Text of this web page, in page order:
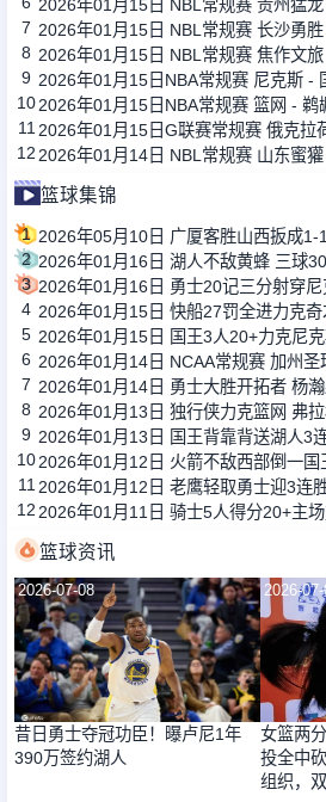
2026年01月15日 NBL常规赛 贵州猛
7 2026年01月15日 NBL常规赛 长沙勇
8 2026年01月15日 NBL常规赛 焦作文
9 2026年01月15日NBA常规赛 尼克斯 -
102026年01月15日NBA常规赛 篮网 - 鹈
11
12 2026年01月14日 NBL常规赛 山东蜜
篮球集锦
1
2
3
4
5
6
7
8
9
10
11
12
篮球资讯
2026-07-08
昔日勇士夺冠功臣！曝卢尼1年
390万签约湖人
2026-
女篮两
投全中
组织，